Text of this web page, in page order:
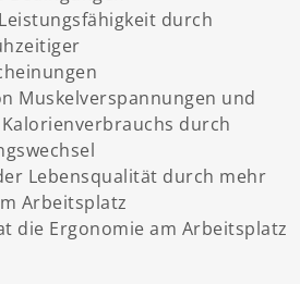
durch
Muskelverspannungen und
durch
Lebensqualität durch mehr
Arbeitsplatz
die Ergonomie am Arbeitsplatz